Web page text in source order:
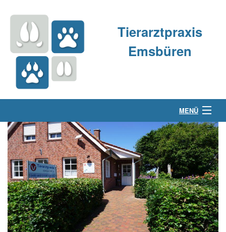
Tierarztpraxis
Emsbüren
MENÜ
Über uns
Kleintierpraxis
Großtierpraxis
Kontakt & Anfahrt